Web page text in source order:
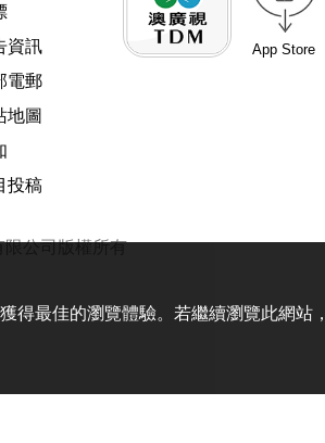
資訊
電郵
地圖
投稿
App Store
公司版權所有
得最佳的瀏覽體驗。若繼續瀏覽此網